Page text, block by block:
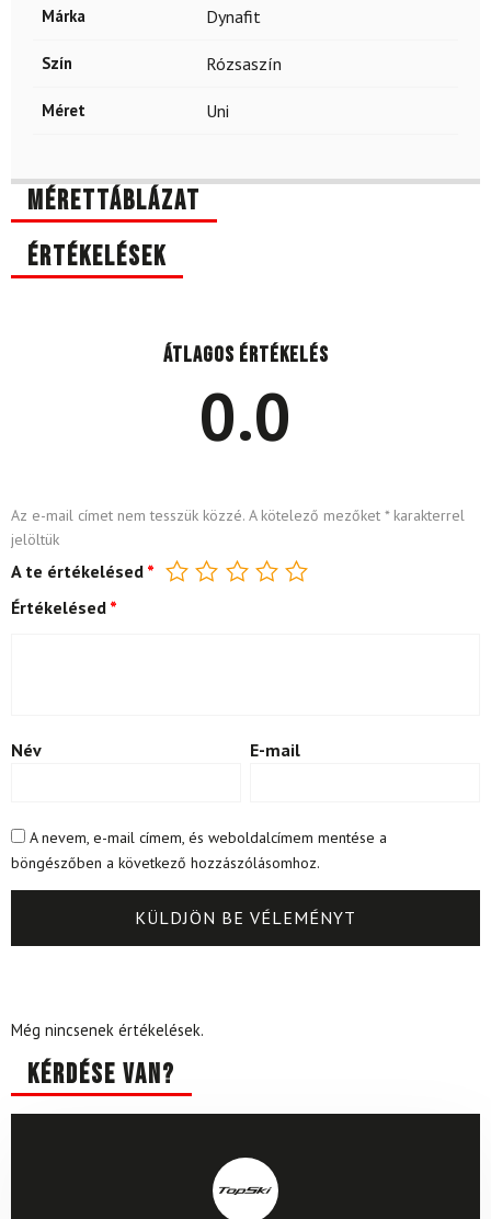
Márka Dynafit
Szín Rózsaszín
Méret Uni
Mérettáblázat
Értékelések
Átlagos értékelés
0.0
Az e-mail címet nem tesszük közzé. A kötelező mezőket *karakterrel
jelöltük
A te értékelésed *
Értékelésed *
Név E-mail
A nevem, e-mail címem, és weboldalcímem mentése a
böngészőben a következő hozzászólásomhoz.
Még nincsenek értékelések.
Kérdése van?